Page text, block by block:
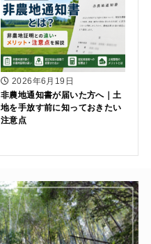
2026年6月19日
非農地通知書が届いた方へ｜土
地を手放す前に知っておきたい
注意点